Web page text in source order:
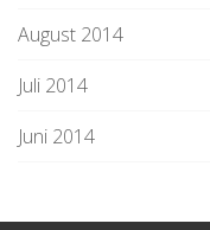
August 2014
Juli 2014
Juni 2014